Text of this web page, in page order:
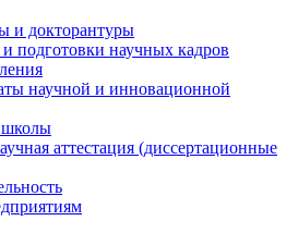
и докторантуры
подготовки научных кадров
научной и инновационной
школы
аттестация (диссертационные